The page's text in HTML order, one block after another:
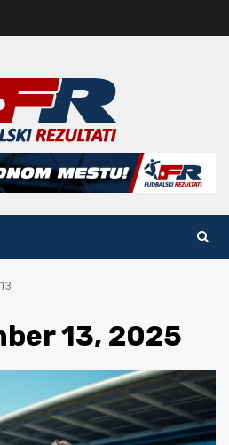
13
13, 2025